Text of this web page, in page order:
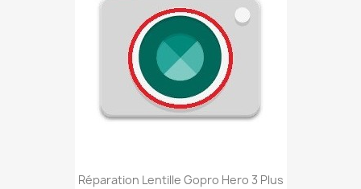
Réparation Lentille Gopro Hero 3 Plus